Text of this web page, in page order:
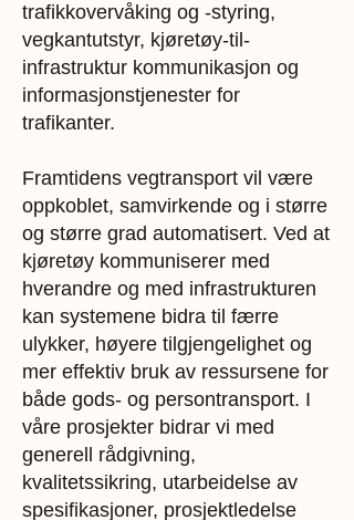
trafikkovervåking og -styring,
vegkantutstyr, kjøretøy-til-
infrastruktur kommunikasjon og
informasjonstjenester for
trafikanter.
Framtidens vegtransport vil være
oppkoblet, samvirkende og i større
og større grad automatisert. Ved at
kjøretøy kommuniserer med
hverandre og med infrastrukturen
kan systemene bidra til færre
ulykker, høyere tilgjengelighet og
mer effektiv bruk av ressursene for
både gods- og persontransport. I
våre prosjekter bidrar vi med
generell rådgivning,
kvalitetssikring, utarbeidelse av
spesifikasjoner, prosjektledelse